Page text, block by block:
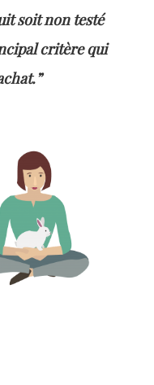
soit non testé
critère qui